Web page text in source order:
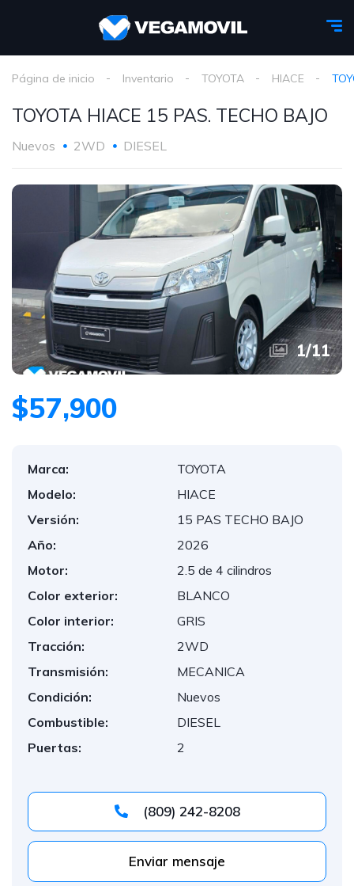
Página de inicio Inventario TOYOTA HIACE
TOYOTA HIACE 15 PAS. TECHO BAJO
Nuevos 2WD DIESEL
1/11
$57,900
Marca:
TOYOTA
Modelo:
HIACE
Versión:
15 PAS TECHO BAJO
Año:
2026
Motor:
2.5 de 4 cilindros
Color exterior:
BLANCO
Color interior:
GRIS
Tracción:
2WD
Transmisión:
MECANICA
Condición:
Nuevos
Combustible:
DIESEL
Puertas:
2
(809) 242-8208
Enviar mensaje